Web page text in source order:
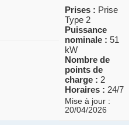
Prises : Prise
Type 2
Puissance
nominale : 51
kW
Nombre de
points de
charge : 2
Horaires : 24/7
Mise à jour :
20/04/2026